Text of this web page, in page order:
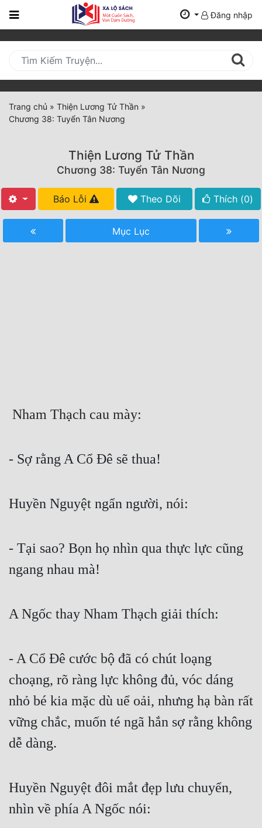
Trang
Mới
Cập
Nhật
(current)
Tất Cả
Hoàn Thành
Xa Lộ Dịch
Cung Đấu
Cổ Tiên Hiệp
Gia Đấu
Góc Nhìn Nam
Góc Nhìn Nữ
Huyền Huyễn
Huyền Nghi
Hài Hước
Hệ Thống
Đăng nhập
Trang chủ » Thiện Lương Tử Thần »
Chương 38: Tuyển Tân Nương
Thiện Lương Tử Thần
Chương 38: Tuyển Tân Nương
Báo Lỗi Theo Dõi Thích (0)
Mục Lục
Nham Thạch cau mày:
- Sợ rằng A Cổ Đê sẽ thua!
Huyền Nguyệt ngẩn người, nói:
- Tại sao? Bọn họ nhìn qua thực lực cũng
ngang nhau mà!
A Ngốc thay Nham Thạch giải thích:
- A Cổ Đê cước bộ đã có chút loạng
choạng, rõ ràng lực không đủ, vóc dáng
nhỏ bé kia mặc dù uể oải, nhưng hạ bàn rất
vững chắc, muốn té ngã hắn sợ rằng không
dễ dàng.
Huyền Nguyệt đôi mắt đẹp lưu chuyển,
nhìn về phía A Ngốc nói: